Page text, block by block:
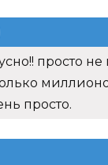
просто не
просто.